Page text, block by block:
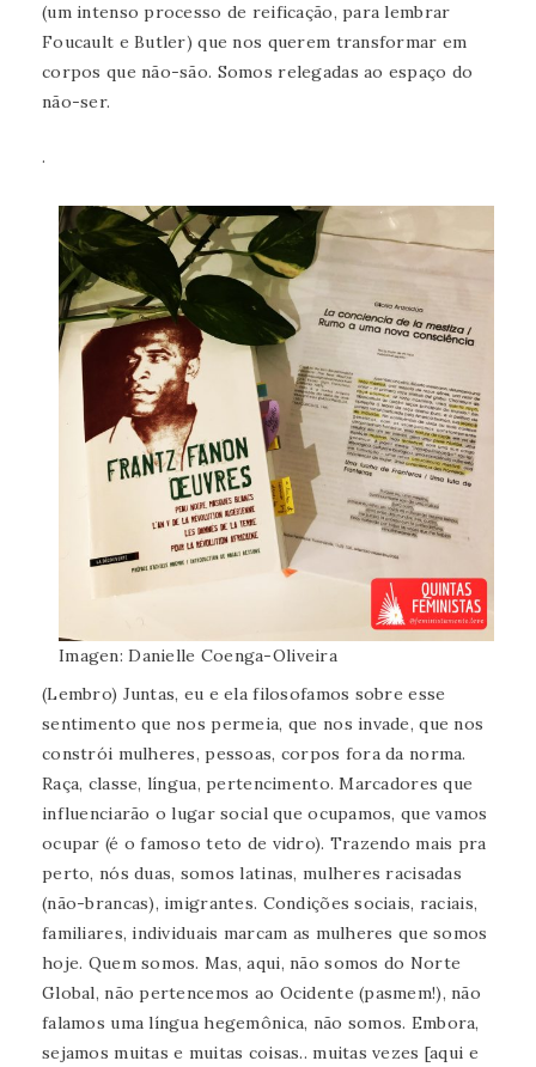
(um intenso processo de reificação, para lembrar
Foucault e Butler) que nos querem transformar em
corpos que não-são. Somos relegadas ao espaço do
não-ser.
.
Imagen: Danielle Coenga-Oliveira
(Lembro) Juntas, eu e ela filosofamos sobre esse
sentimento que nos permeia, que nos invade, que nos
constrói mulheres, pessoas, corpos fora da norma.
Raça, classe, língua, pertencimento. Marcadores que
influenciarão o lugar social que ocupamos, que vamos
ocupar (é o famoso teto de vidro). Trazendo mais pra
perto, nós duas, somos latinas, mulheres racisadas
(não-brancas), imigrantes. Condições sociais, raciais,
familiares, individuais marcam as mulheres que somos
hoje. Quem somos. Mas, aqui, não somos do Norte
Global, não pertencemos ao Ocidente (pasmem!), não
falamos uma língua hegemônica, não somos. Embora,
sejamos muitas e muitas coisas.. muitas vezes [aqui e